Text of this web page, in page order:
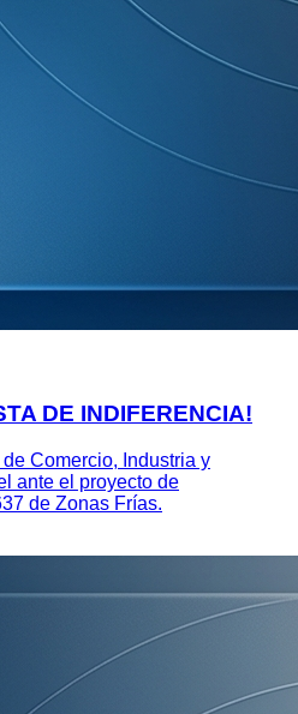
DE INDIFERENCIA!
Comercio, Industria y
ante el proyecto de
de Zonas Frías.